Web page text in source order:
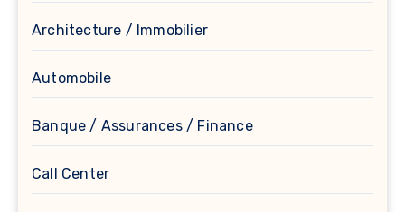
Architecture / Immobilier
Automobile
Banque / Assurances / Finance
Call Center